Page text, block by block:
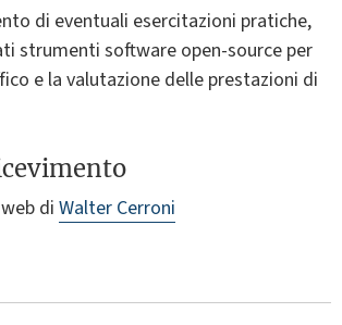
di eventuali esercitazioni pratiche,
strumenti software open-source per
e la valutazione delle prestazioni di
di Walter Cerroni